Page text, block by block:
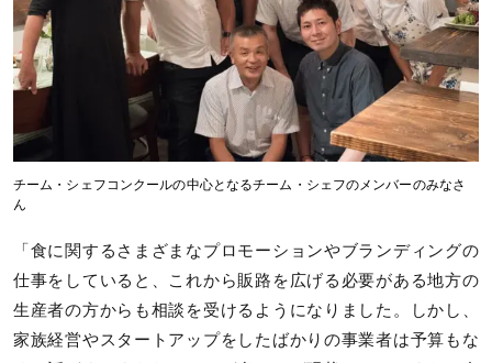
チーム・シェフコンクールの中心となるチーム・シェフのメンバーのみなさ
ん
「食に関するさまざまなプロモーションやブランディングの
仕事をしていると、これから販路を広げる必要がある地方の
生産者の方からも相談を受けるようになりました。しかし、
家族経営やスタートアップをしたばかりの事業者は予算もな